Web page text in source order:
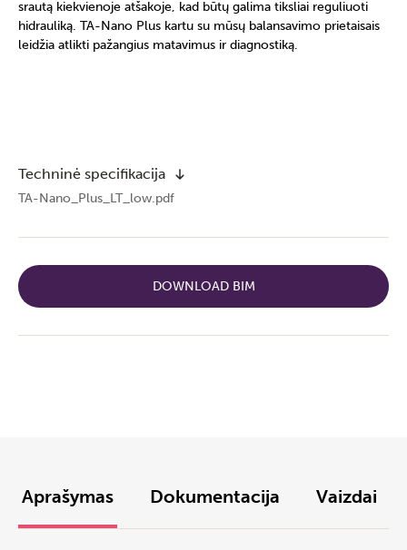
srautą kiekvienoje atšakoje, kad būtų galima tiksliai reguliuoti
hidrauliką. TA-Nano Plus kartu su mūsų balansavimo prietaisais
leidžia atlikti pažangius matavimus ir diagnostiką.
Techninė specifikacija
TA-Nano_Plus_LT_low.pdf
DOWNLOAD BIM
Aprašymas Dokumentacija Vaizdai